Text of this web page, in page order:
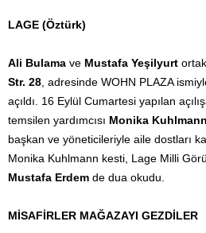
LAGE (Öztürk)
Ali Bulama ve Mustafa Yeşilyurt
Str. 28 , adresinde WOHN PLAZA
açıldı. 16 Eylül Cumartesi yapılan
temsilen yardımcısı Monika Kuhlmann
başkan ve yöneticileriyle aile dostları
Monika Kuhlmann kesti, Lage Milli
Mustafa Erdem de dua okudu.
MİSAFİRLER MAĞAZAYI GEZDİLER